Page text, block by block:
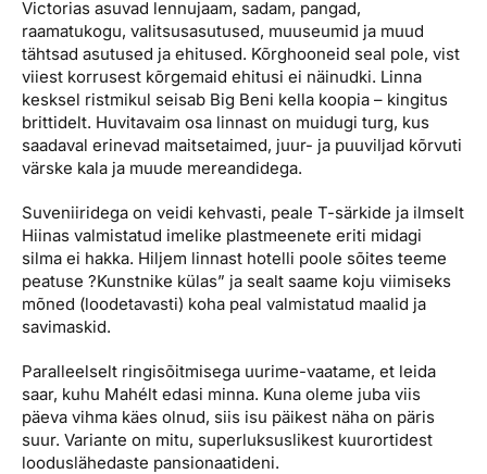
Victorias asuvad lennujaam, sadam, pangad,
raamatukogu, valitsusasutused, muuseumid ja muud
tähtsad asutused ja ehitused. Kõrghooneid seal pole, vist
viiest korrusest kõrgemaid ehitusi ei näinudki. Linna
kesksel ristmikul seisab Big Beni kella koopia – kingitus
brittidelt. Huvitavaim osa linnast on muidugi turg, kus
saadaval erinevad maitsetaimed, juur- ja puuviljad kõrvuti
värske kala ja muude mereandidega.
Suveniiridega on veidi kehvasti, peale T-särkide ja ilmselt
Hiinas valmistatud imelike plastmeenete eriti midagi
silma ei hakka. Hiljem linnast hotelli poole sõites teeme
peatuse ?Kunstnike külas” ja sealt saame koju viimiseks
mõned (loodetavasti) koha peal valmistatud maalid ja
savimaskid.
Paralleelselt ringisõitmisega uurime-vaatame, et leida
saar, kuhu Mahélt edasi minna. Kuna oleme juba viis
päeva vihma käes olnud, siis isu päikest näha on päris
suur. Variante on mitu, superluksuslikest kuurortidest
looduslähedaste pansionaatideni.